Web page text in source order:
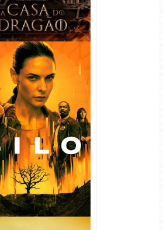
Temporada Torrent
(2023) WEB-DL
4K Dual Áudio